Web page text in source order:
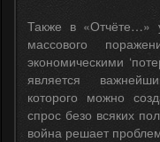
Также в «Отчёте…»
массового
экономическими
является
которого можно
спрос безо всяких
война решает